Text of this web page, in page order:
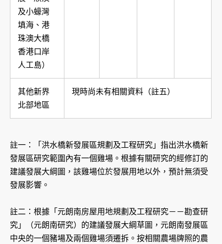
及小蠔灣
填海、港
珠澳大橋
香港口岸
人工島）
其他新界
北部地區
現時尚未有相關資料（註五）
註一：「洪水橋新發展區規劃及工程研究」指出洪水橋新
發展區研究範圍內有一個雞場。根據有關研究的經修訂的
建議發展大綱圖，該雞場位於發展用地以外，預計無須受
發展影響。
註二：根據「元朗南房屋用地規劃及工程研究－－勘查研
究」（元朗南研究）的建議發展大綱草圖，元朗南發展區
中央的一個豬場及兩個雞場須遷拆。按相關農場牌照的農